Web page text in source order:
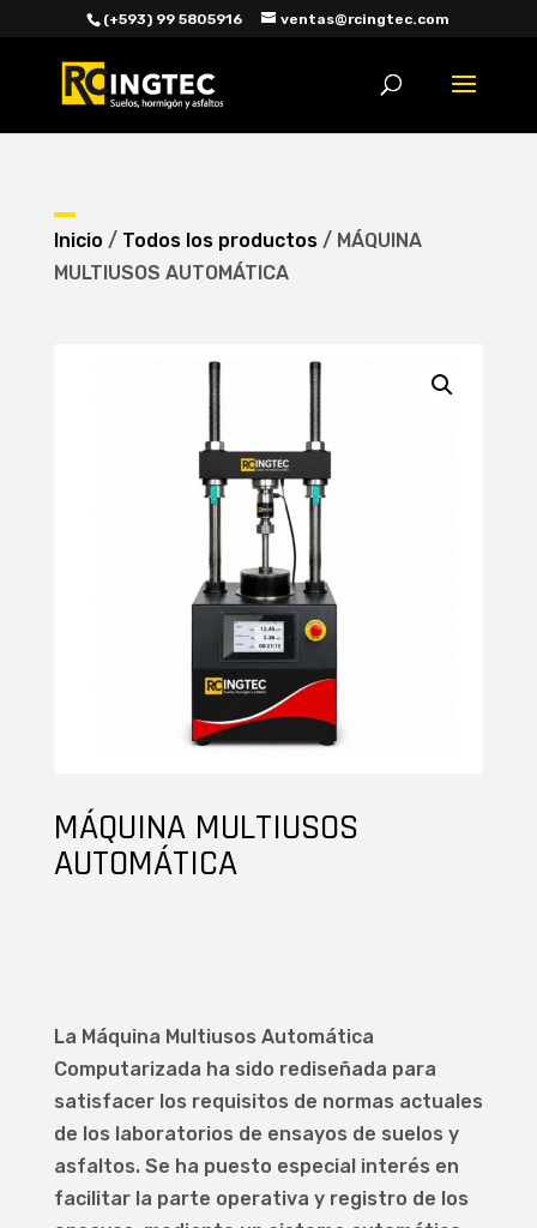
(+593) 99 5805916 ventas@rcingtec.com
Inicio / Todos los productos/ MÁQUINA
MULTIUSOS AUTOMÁTICA
MÁQUINA MULTIUSOS
AUTOMÁTICA
La Máquina Multiusos Automática
Computarizada ha sido rediseñada para
satisfacer los requisitos de normas actuales
de los laboratorios de ensayos de suelos y
asfaltos. Se ha puesto especial interés en
facilitar la parte operativa y registro de los